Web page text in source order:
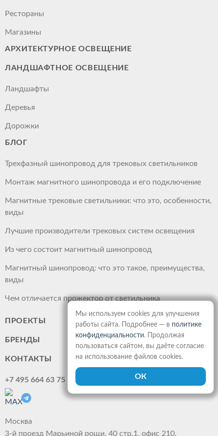
Рестораны
Магазины
АРХИТЕКТУРНОЕ ОСВЕЩЕНИЕ
ЛАНДШАФТНОЕ ОСВЕЩЕНИЕ
Ландшафты
Деревья
Дорожки
БЛОГ
Трехфазный шинопровод для трековых светильников
Монтаж магнитного шинопровода и его подключение
Магнитные трековые светильники: что это, особенности,
виды
Лучшие производители трековых систем освещения
Из чего состоит магнитный шинопровод
Магнитный шинопровод: что это такое, преимущества,
виды
Чем отличается прожектор от светильника
ПРОЕКТЫ
БРЕНДЫ
КОНТАКТЫ
+7 495 664 63 75
Москва
3-й проезд Марьиной рощи, 40 стр.1, офис 210.
Мы используем cookies для улучшения
работы сайта. Подробнее — в политике
конфиденциальности. Продолжая
пользоваться сайтом, вы даёте согласие
на использование файлов cookies.